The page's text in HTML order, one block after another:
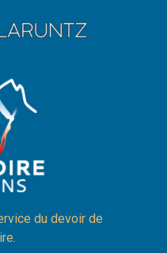
du devoir de